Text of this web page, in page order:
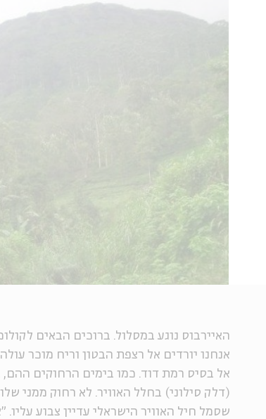
האיירבוס נוגע במסלול. ברוכים הבאים
אנחנו יורדים אל רצפת הבטון וריח מוכר
אל בסיס רמת דוד. כמו בימים הרחוקים ההם,
(דלק סילוני) בחלל האוויר. לא רחוק ממני
שסמל חיל האוויר הישראלי עדיין צבוע